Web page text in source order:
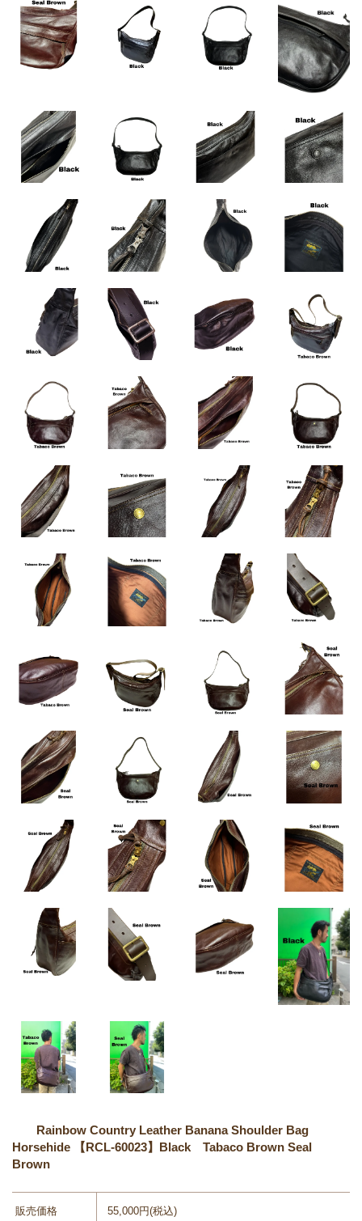
Rainbow Country Leather Banana Shoulder Bag
Horsehide 【RCL-60023】Black Tabaco Brown Seal
Brown
販売価格 55,000円(税込)